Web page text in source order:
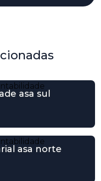
asa sul
asa norte